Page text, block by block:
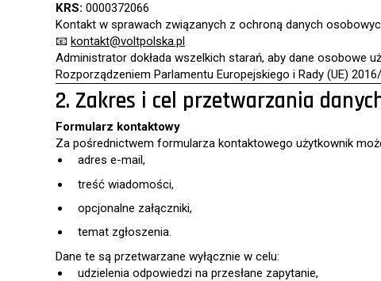
KRS: 0000372066
Kontakt w sprawach związanych z ochroną danych
📧 kontakt@voltpolska.pl
Administrator dokłada wszelkich starań, aby dane osobowe
Rozporządzeniem Parlamentu Europejskiego i Rady (UE) 2016/
2. Zakres i cel przetwarzania
Formularz kontaktowy
Za pośrednictwem formularza kontaktowego użytkownik
adres e-mail,
treść wiadomości,
opcjonalne załączniki,
temat zgłoszenia.
Dane te są przetwarzane wyłącznie w celu:
udzielenia odpowiedzi na przesłane zapytanie,